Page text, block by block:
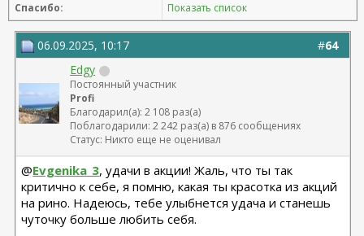
Спасибо: Показать список
#64
06.09.2025, 10:17
Edgy
Постоянный участник
Profi
Благодарил(а): 2 108 раз(а)
Поблагодарили: 2 242 раз(а) в 876 сообщениях
Статус: Никто еще не оценивал
@Evgenika_3, удачи в акции! Жаль, что ты так
критично к себе, я помню, какая ты красотка из акций
на рино. Надеюсь, тебе улыбнется удача и станешь
чуточку больше любить себя.